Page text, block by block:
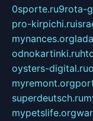
0sporte.ru9rota-
pro-kirpichi.ru
mynances.org
odnokartinki.ru
oysters-digital.ru
myremont.org
superdeutsch.ru
mypetslife.org